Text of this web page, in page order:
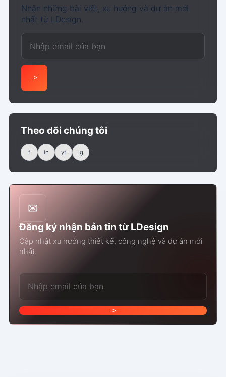
Nhận những bài viết, xu hướng và dự án mới
nhất từ LDesign.
Email của bạn
->
Theo dõi chúng tôi
f in yt ig
✉
Đăng ký nhận bản tin từ LDesign
Cập nhật xu hướng thiết kế, công nghệ và dự án mới
nhất.
Email của bạn
->